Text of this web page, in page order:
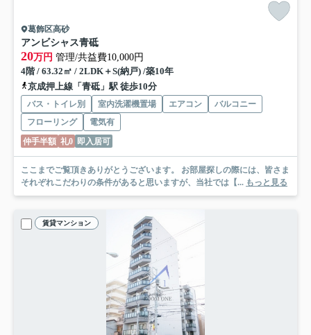
葛飾区高砂
アンビシャス青砥
20万円 管理/共益費10,000円
4階 / 63.32㎡ / 2LDK＋S(納戸) /築10年
京成押上線「青砥」駅 徒歩10分
バス・トイレ別 室内洗濯機置場 エアコン
バルコニー
フローリング
電気有
仲手半額 礼0 即入居可
ここまでご覧頂きありがとうございます。 お部屋探しの際には、皆さま
それぞれこだわりの条件があると思いますが、当社では【... もっと見る
賃貸マンション